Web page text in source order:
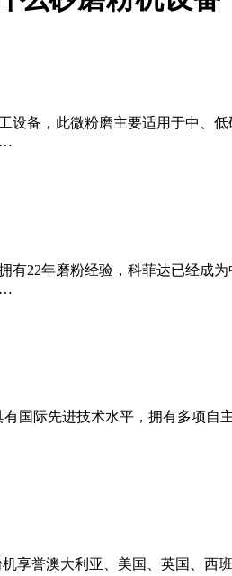
设备，此微粉磨主要适用于中、
…
有22年磨粉经验，科菲达已经成
…
国际先进技术水平，拥有多项
享誉澳大利亚、美国、英国、